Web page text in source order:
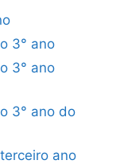
3° ano
3° ano
3° ano do
ano